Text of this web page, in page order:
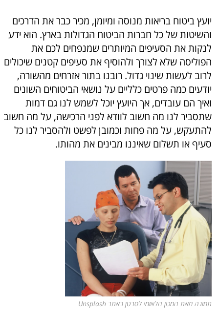
יועץ ביטוח בריאות מנוסה ומיומן, מכיר כבר את הדרכים
והשיטות של כל חברות הביטוח הגדולות בארץ. הוא ידע
לנקות את הסעיפים המיותרים שמנפחים לכם את
הפוליסה שלא לצורך ולהוסיף את סעיפים קטנים שיכולים
לרוב לעשות שינוי גדול. רובנו בתור אזרחים מהשורה,
יודעים כמה פרטים כלליים על נושאי הביטוחים השונים
ואיך הם עובדים, אך היועץ יוכל לשמש לנו גם דמות
שתסביר לנו מה חשוב לוודא לפני הרכישה, על מה חשוב
להתעקש, על מה פחות וכמובן לפשט ולהסביר לנו כל
סעיף או תשלום שאיננו מבינים את מהותו.
תמונה מאת המכון הלאומי לסרטן באתר Unsplash